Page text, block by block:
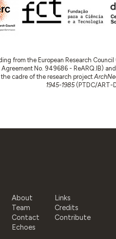
from the European Research
Agreement No. 949686 - ReARQ.IB)
the cadre of the research project
1945-1985(PTDC/ART-
About
Team
Contact
Echoes
Links
Credits
Contribute